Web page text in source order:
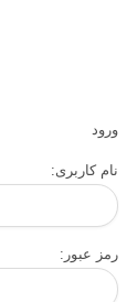
ورود
نام کاربری:
رمز عبور: